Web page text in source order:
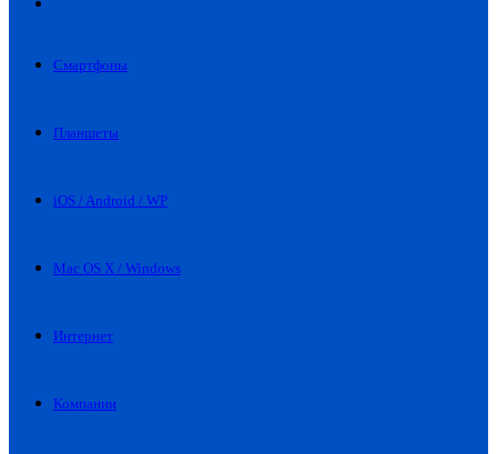
Смартфоны
Планшеты
iOS / Android / WP
Mac OS X / Windows
Интернет
Компании